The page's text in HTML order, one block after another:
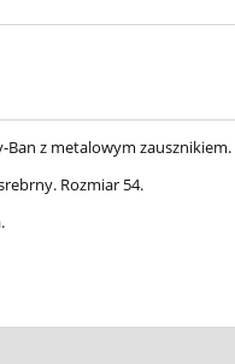
z metalowym zausznikiem.
Rozmiar 54.